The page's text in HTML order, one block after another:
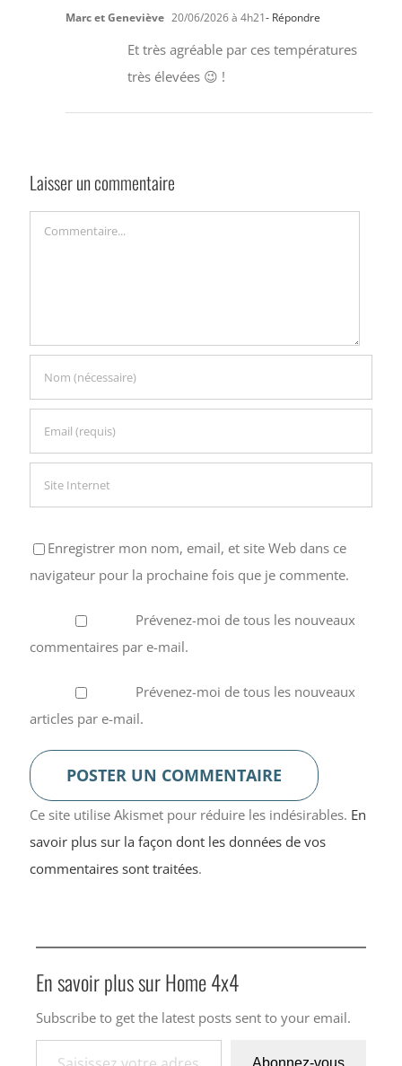
Marc et Geneviève 20/06/2026 à 4h21- Répondre
Et très agréable par ces températures
très élevées 😉 !
Laisser un commentaire
Commentaire
Enregistrer mon nom, email, et site Web dans ce
navigateur pour la prochaine fois que je commente.
Prévenez-moi de tous les nouveaux
commentaires par e-mail.
Prévenez-moi de tous les nouveaux
articles par e-mail.
Ce site utilise Akismet pour réduire les indésirables. En
savoir plus sur la façon dont les données de vos
commentaires sont traitées.
En savoir plus sur Home 4x4
Subscribe to get the latest posts sent to your email.
Saisissez votre adresse e-mail…
Abonnez-vous